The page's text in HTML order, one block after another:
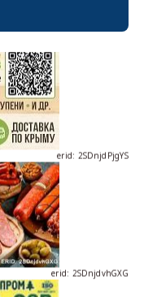
erid: 2SDnjdPjgYS
erid: 2SDnjdvhGXG